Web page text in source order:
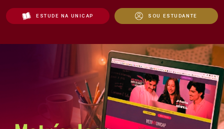
ESTUDE NA UNICAP SOU ESTUDANTE